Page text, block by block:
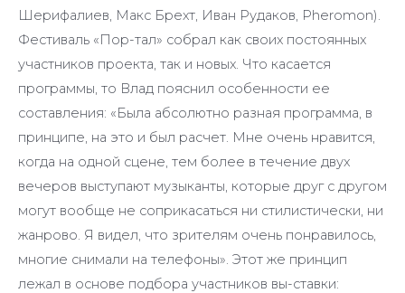
Шерифалиев, Макс Брехт, Иван Рудаков, Pheromon).
Фестиваль «Пор-тал» собрал как своих постоянных
участников проекта, так и новых. Что касается
программы, то Влад пояснил особенности ее
составления: «Была абсолютно разная программа, в
принципе, на это и был расчет. Мне очень нравится,
когда на одной сцене, тем более в течение двух
вечеров выступают музыканты, которые друг с другом
могут вообще не соприкасаться ни стилистически, ни
жанрово. Я видел, что зрителям очень понравилось,
многие снимали на телефоны». Этот же принцип
лежал в основе подбора участников вы-ставки: